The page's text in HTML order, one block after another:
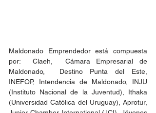
Maldonado Emprendedor está compuesta
por:  Claeh,  Cámara Empresarial de
Maldonado,  Destino Punta del Este,
INEFOP, Intendencia de Maldonado, INJU
(Instituto Nacional de la Juventud), Ithaka
(Universidad Católica del Uruguay), Aprotur,